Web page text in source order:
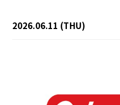
飲んだら泳がない
2026.06.11 (THU)